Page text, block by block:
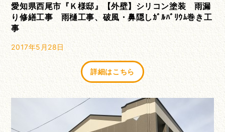
愛知県西尾市『Ｋ様邸』【外壁】シリコン塗装 雨漏
り修繕工事 雨樋工事、破風・鼻隠しｶﾞﾙﾊﾞﾘｳﾑ巻き工
事
2017年5月28日
詳細はこちら